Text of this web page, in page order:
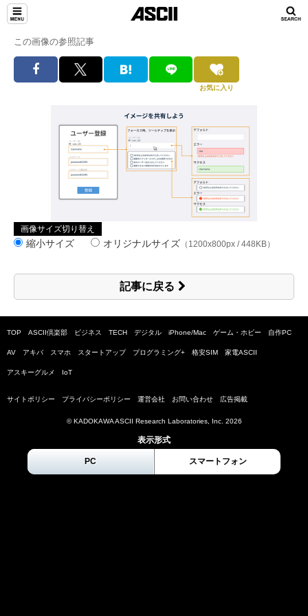
この画像の参照記事
お気に入り
画像サイズ切り替え
縮小サイズ オリジナルサイズ （1200x800px / 448KB）
記事に戻る
TOP ASCII倶楽部 ビジネス TECH デジタル iPhone/Mac ゲーム・ホビー 自作PC
AV アキバ スマホ スタートアップ プログラミング+ 格安SIM 家電ASCII
アスキーグルメ IoT
サイトポリシー プライバシーポリシー 運営会社 お問い合わせ 広告掲載
© KADOKAWA ASCII Research Laboratories, Inc. 2026
表示形式
PC スマートフォン